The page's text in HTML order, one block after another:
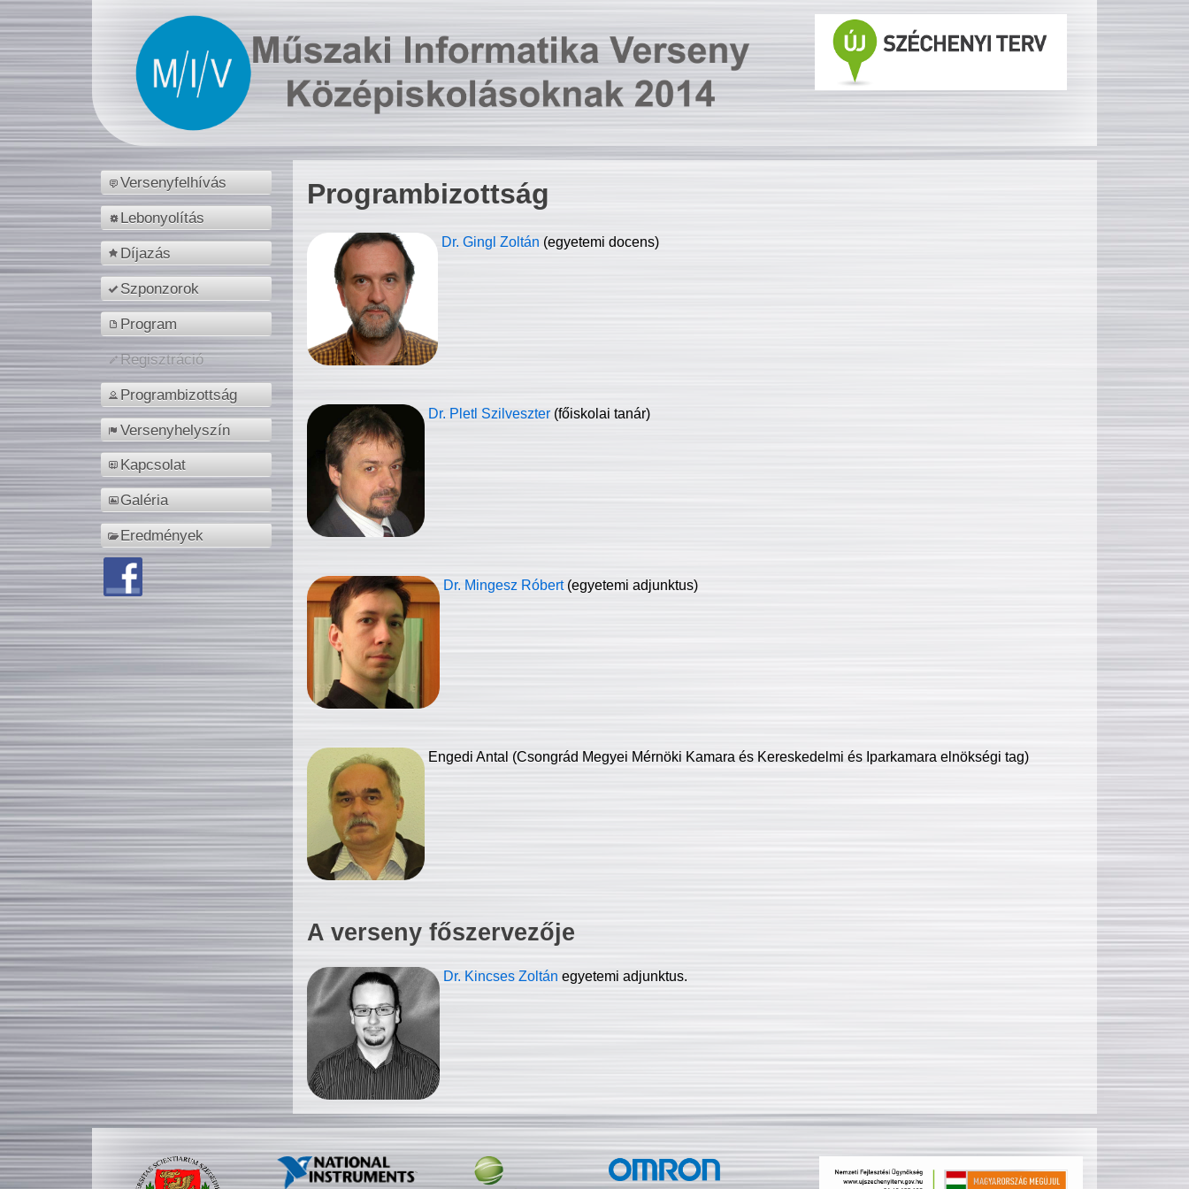
Versenyfelhívás
Lebonyolítás
Díjazás
Szponzorok
Program
Regisztráció
Programbizottság
Versenyhelyszín
Kapcsolat
Galéria
Eredmények
Programbizottság
Dr. Gingl Zoltán (egyetemi docens)
Dr. Pletl Szilveszter (főiskolai tanár)
Dr. Mingesz Róbert (egyetemi adjunktus)
Engedi Antal (Csongrád Megyei Mérnöki Kamara és Kereskedelmi és Iparkamara elnökségi tag)
A verseny főszervezője
Dr. Kincses Zoltán egyetemi adjunktus.